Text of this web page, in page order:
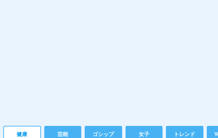
健康 芸能 ゴシップ 女子 トレンド